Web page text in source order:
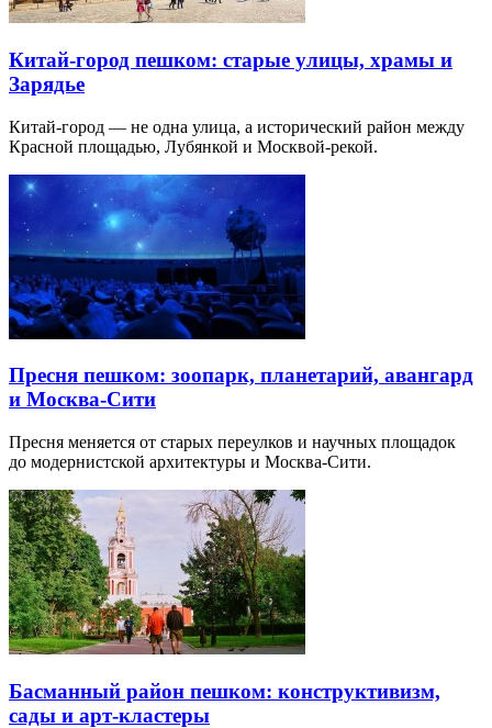
Китай-город пешком: старые улицы, храмы и
Зарядье
Китай-город — не одна улица, а исторический район между
Красной площадью, Лубянкой и Москвой-рекой.
Пресня пешком: зоопарк, планетарий, авангард
и Москва-Сити
Пресня меняется от старых переулков и научных площадок
до модернистской архитектуры и Москва-Сити.
Басманный район пешком: конструктивизм,
сады и арт-кластеры